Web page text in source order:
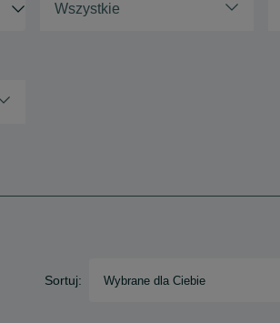
Wszystkie
Sortuj: Wybrane dla Ciebie